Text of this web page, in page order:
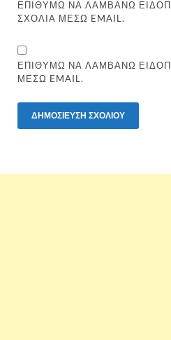
ΕΠΙΘΥΜΏ ΝΑ ΛΑΜΒΆΝΩ
ΣΧΌΛΙΑ ΜΈΣΩ EMAIL.
ΕΠΙΘΥΜΏ ΝΑ ΛΑΜΒΆΝΩ
ΜΈΣΩ EMAIL.